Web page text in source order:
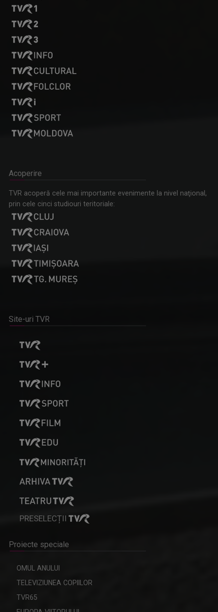
Acoperire
TVR acoperă cele mai importante evenimente la nivel naţional,
prin cele cinci studiouri teritoriale:
Site-uri TVR
PRESELECȚII
Proiecte speciale
OMUL ANULUI
TELEVIZIUNEA COPIILOR
TVR65